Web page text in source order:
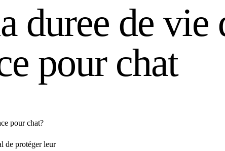
duree de
pour chat
pour chat?
de protéger leur